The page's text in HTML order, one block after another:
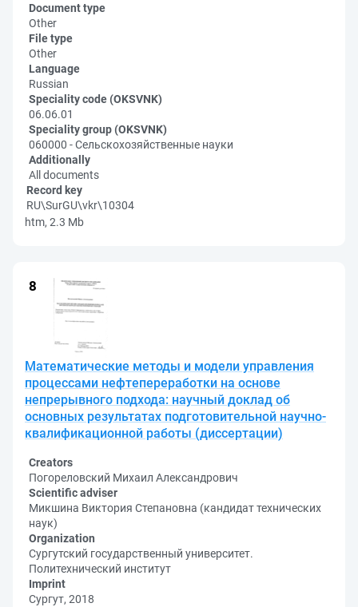
Document type
Other
File type
Other
Language
Russian
Speciality code (OKSVNK)
06.06.01
Speciality group (OKSVNK)
060000 - Сельскохозяйственные науки
Additionally
All documents
Record key
RU\SurGU\vkr\10304
htm, 2.3 Mb
Математические методы и модели управления
процессами нефтепереработки на основе
непрерывного подхода: научный доклад об
основных результатах подготовительной научно-
квалификационной работы (диссертации)
Creators
Погореловский Михаил Александрович
Scientific adviser
Микшина Виктория Степановна (кандидат технических
наук)
Organization
Сургутский государственный университет.
Политехнический институт
Imprint
Сургут, 2018